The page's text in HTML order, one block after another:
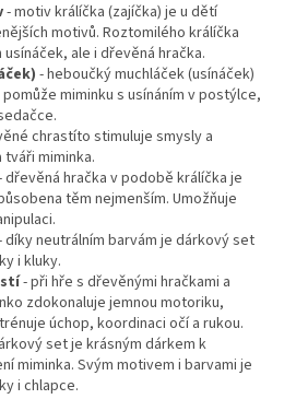
- motiv králíčka (zajíčka) je u dětí
motivů. Roztomilého králíčka
ale i dřevěná hračka.
- heboučký muchláček (usínáček)
miminku s usínáním v postýlce,
chrastíto stimuluje smysly a
miminka.
dřevěná hračka v podobě králíčka je
těm nejmenším. Umožňuje
díky neutrálním barvám je dárkový set
i kluky.
- při hře s dřevěnými hračkami a
zdokonaluje jemnou motoriku,
úchop, koordinaci očí a rukou.
set je krásným dárkem k
miminka. Svým motivem i barvami je
i chlapce.